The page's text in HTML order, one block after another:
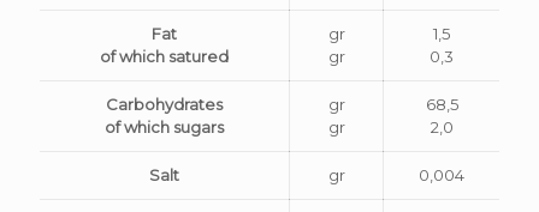
Fat
of which satured
gr
gr
1,5
0,3
Carbohydrates
of which sugars
gr
gr
68,5
2,0
Salt gr 0,004